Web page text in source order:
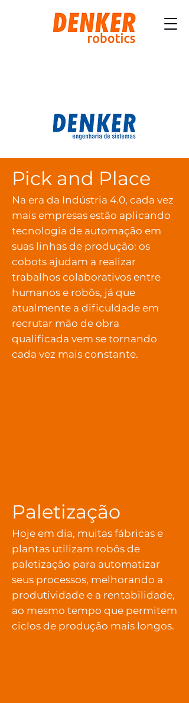
Pick and Place
Na era da Indústria 4.0, cada vez
mais empresas estão aplicando
tecnologia de automação em
suas linhas de produção: os
cobots ajudam a realizar
trabalhos colaborativos entre
humanos e robôs, já que
atualmente a dificuldade em
recrutar mão de obra
qualificada vem se tornando
cada vez mais constante.
Paletização
Hoje em dia, muitas fábricas e
plantas utilizam robôs de
paletização para automatizar
seus processos, melhorando a
produtividade e a rentabilidade,
ao mesmo tempo que permitem
ciclos de produção mais longos.